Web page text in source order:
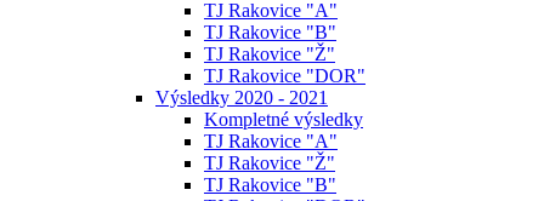
TJ Rakovice "A"
TJ Rakovice "B"
TJ Rakovice "Ž"
TJ Rakovice "DOR"
Výsledky 2020 - 2021
Kompletné výsledky
TJ Rakovice "A"
TJ Rakovice "Ž"
TJ Rakovice "B"